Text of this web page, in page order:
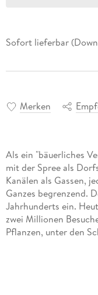
Sofort lieferbar
Merken
Als ein "bäuerliches
mit der Spree als
Kanälen als Gassen,
Ganzes begrenzend.
Jahrhunderts ein.
zwei Millionen